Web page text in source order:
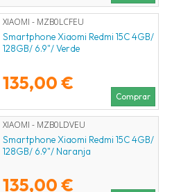
XIAOMI - MZB0LCFEU
Smartphone Xiaomi Redmi 15C 4GB/
128GB/ 6.9"/ Verde
135,00 €
Comprar
XIAOMI - MZB0LDVEU
Smartphone Xiaomi Redmi 15C 4GB/
128GB/ 6.9"/ Naranja
135,00 €